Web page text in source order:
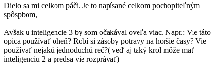
Dielo sa mi celkom páči. Je to napísané celkom pochopiteľným
spôspbom,
Avšak u inteligencie 3 by som očakával oveľa viac. Napr.: Vie táto
opica používať oheň? Robí si zásoby potravy na horšie časy? Vie
používať nejakú jednoduchú reč?( veď aj taký krol môže mať
inteligenciu 2 a predsa vie rozprávať)